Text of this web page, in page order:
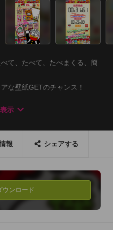
て、たべて、たべまくる、簡
な壁紙GETのチャンス！
ましょう。
も噛まないと完食できないも
示
報 シェアする
ウンロード